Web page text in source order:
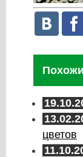
цветов